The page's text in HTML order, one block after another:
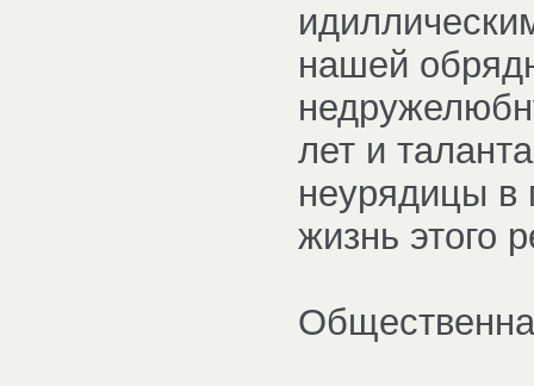
нашей
лет и
неурядицы в
жизнь этого